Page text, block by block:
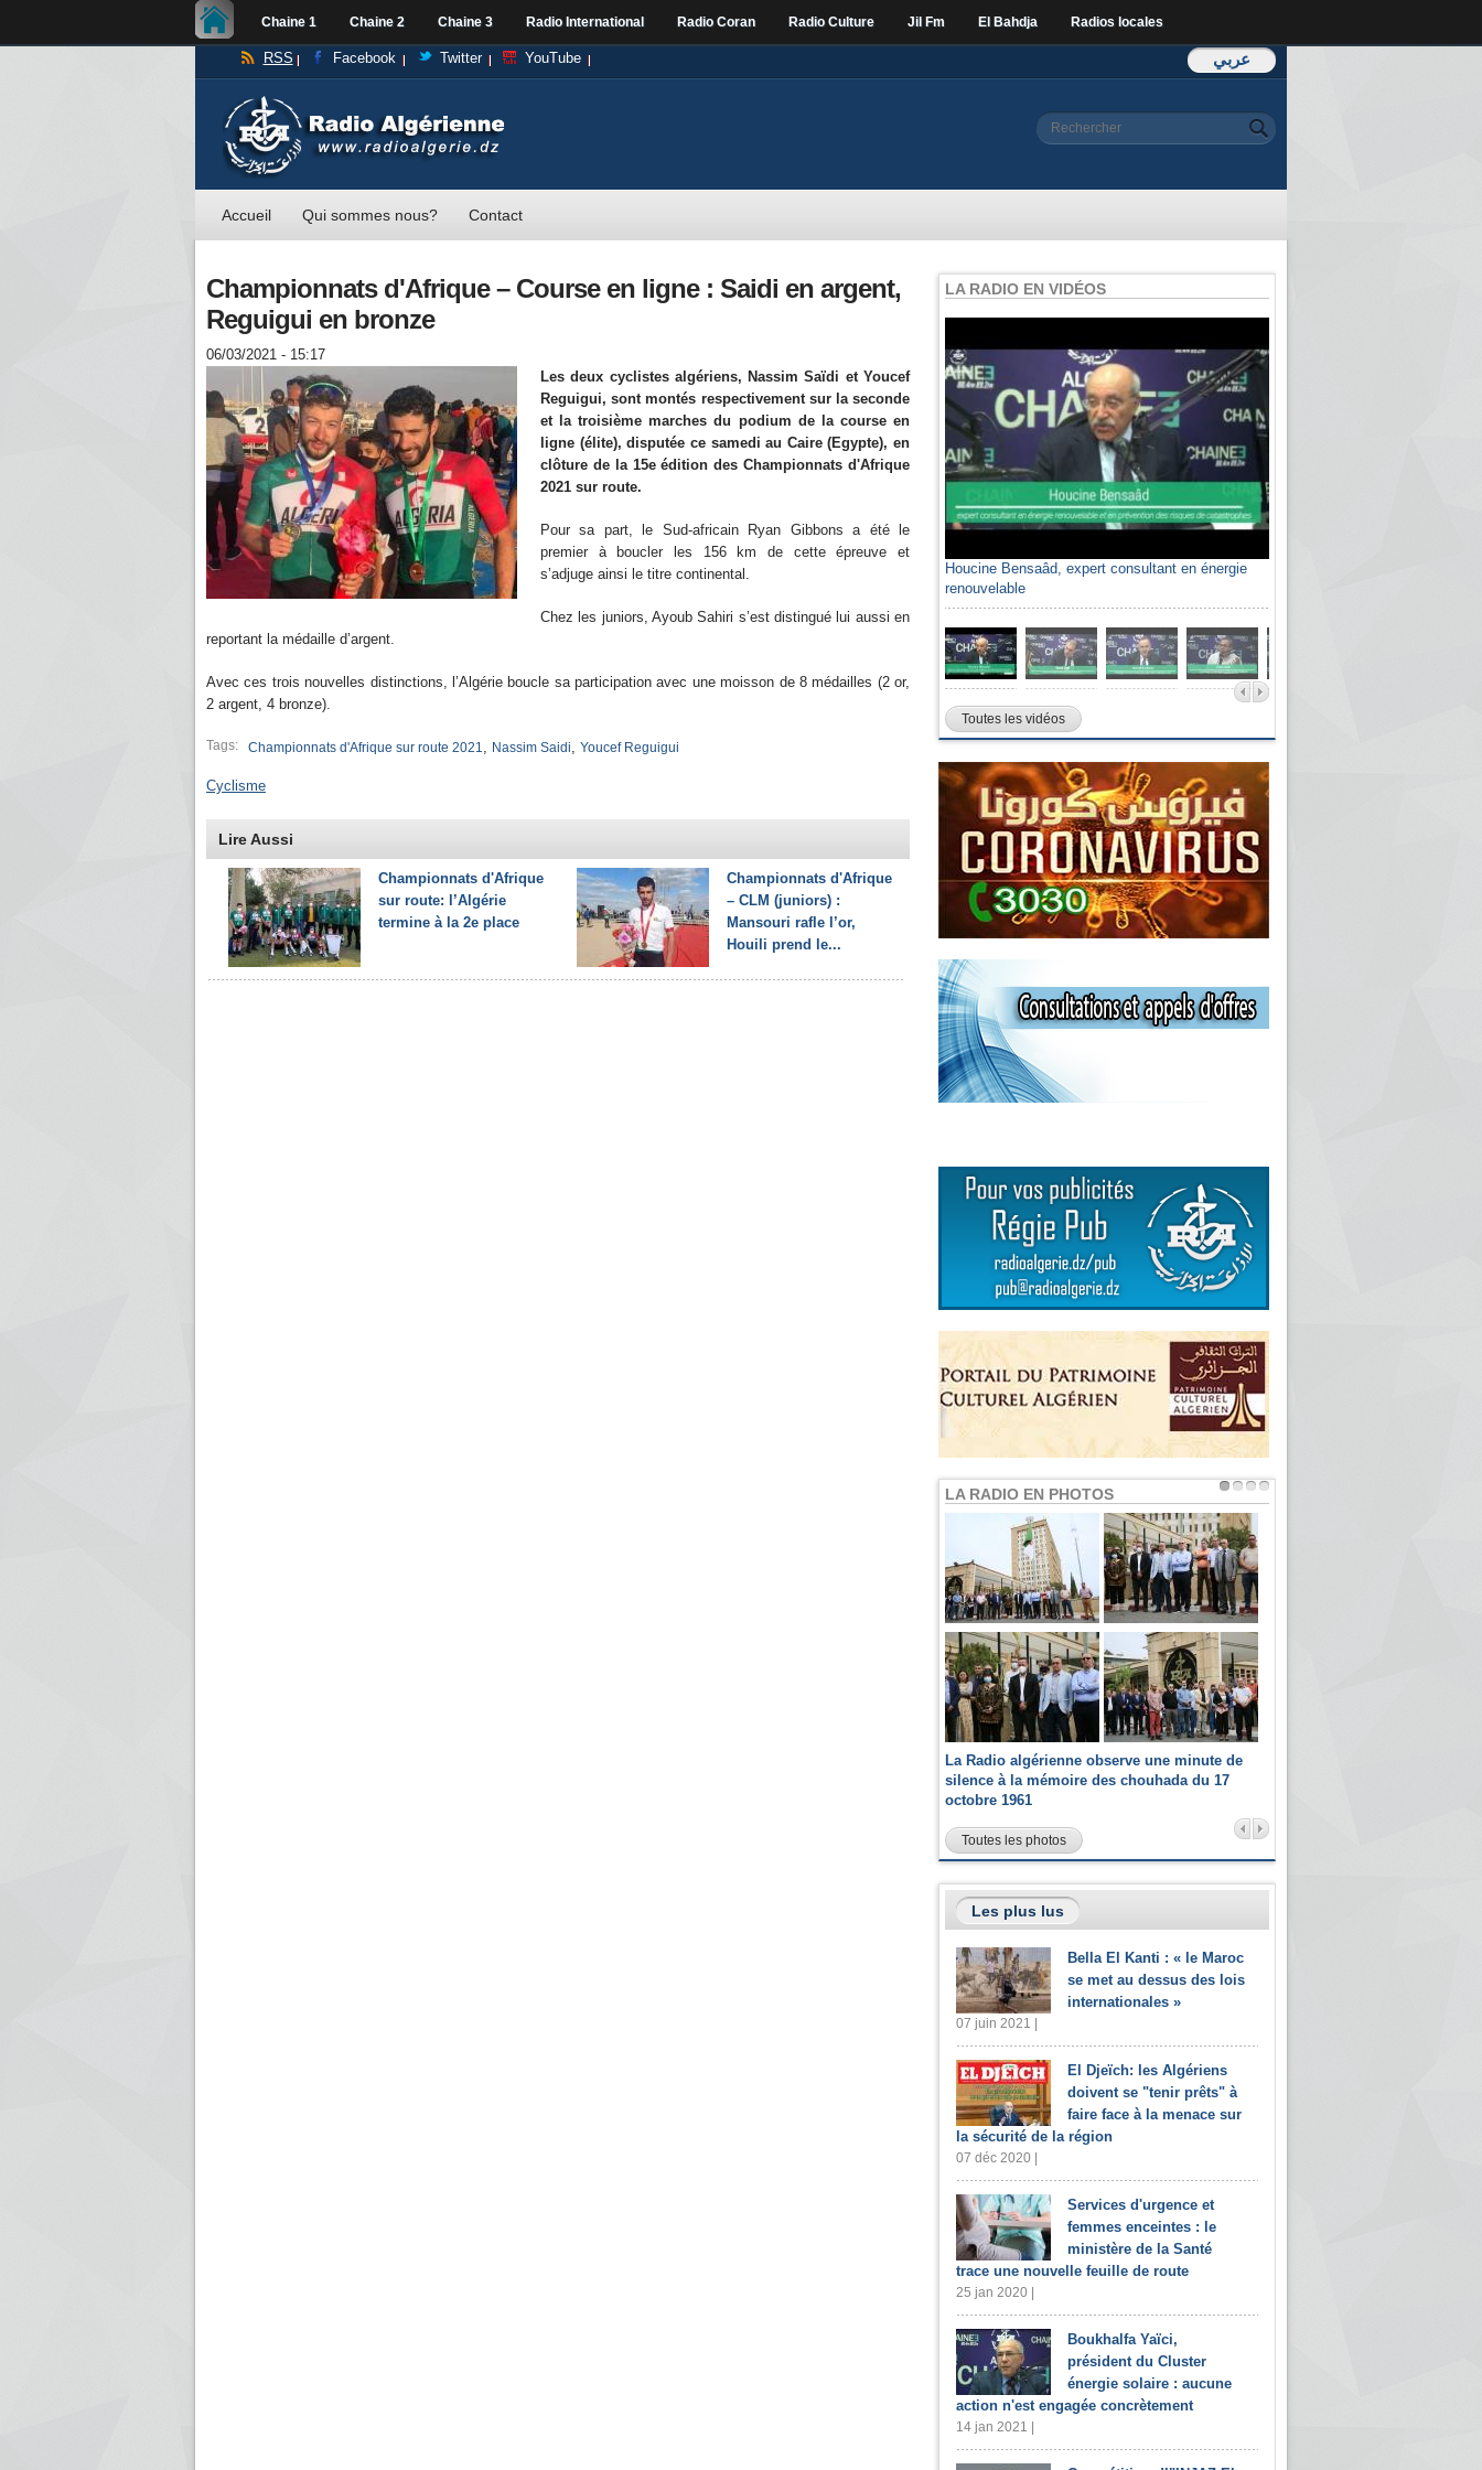
Chaine 1 Chaine 2 Chaine 3 Radio International Radio Coran Radio Culture Jil Fm El Bahdja Radios locales
عربي RSS Facebook Twitter YouTube
Formulaire de
Rechercher
Accueil Qui sommes nous? Contact
Championnats d'Afrique – Course en ligne : Saidi en argent,
Reguigui en bronze
06/03/2021 - 15:17
Les deux cyclistes algériens, Nassim Saïdi et Youcef
Reguigui, sont montés respectivement sur la seconde
et la troisième marches du podium de la course en
ligne (élite), disputée ce samedi au Caire (Egypte), en
clôture de la 15e édition des Championnats d'Afrique
2021 sur route.
Pour sa part, le Sud-africain Ryan Gibbons a été le
premier à boucler les 156 km de cette épreuve et
s’adjuge ainsi le titre continental.
Chez les juniors, Ayoub Sahiri s’est distingué lui aussi en
reportant la médaille d’argent.
Avec ces trois nouvelles distinctions, l’Algérie boucle sa participation avec une moisson de 8 médailles (2 or,
2 argent, 4 bronze).
Tags: Championnats d'Afrique sur route 2021, Nassim Saidi, Youcef Reguigui
Cyclisme
Lire Aussi
Championnats d'Afrique
sur route: l’Algérie
termine à la 2e place
Championnats d'Afrique
– CLM (juniors) :
Mansouri rafle l’or,
Houili prend le...
LA RADIO EN VIDÉOS
Houcine Bensaâd, expert consultant en énergie
renouvelable
Toutes les vidéos
LA RADIO EN PHOTOS
La Radio algérienne observe une minute de
silence à la mémoire des chouhada du 17
octobre 1961
Toutes les photos
Les plus lus
Bella El Kanti : « le Maroc
se met au dessus des lois
internationales »
07 juin 2021 |
El Djeïch: les Algériens
doivent se "tenir prêts" à
faire face à la menace sur
la sécurité de la région
07 déc 2020 |
Services d'urgence et
femmes enceintes : le
ministère de la Santé
trace une nouvelle feuille de route
25 jan 2020 |
Boukhalfa Yaïci,
président du Cluster
énergie solaire : aucune
action n'est engagée concrètement
14 jan 2021 |